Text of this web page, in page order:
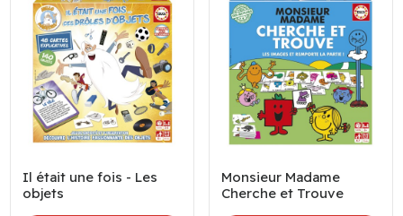
Il était une fois - Les
objets
Monsieur Madame
Cherche et Trouve